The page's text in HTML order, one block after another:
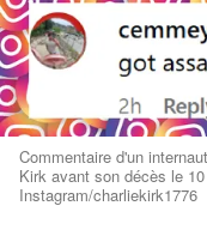
Commentaire d'un
Kirk avant son décès le
Instagram/charliekirk1776